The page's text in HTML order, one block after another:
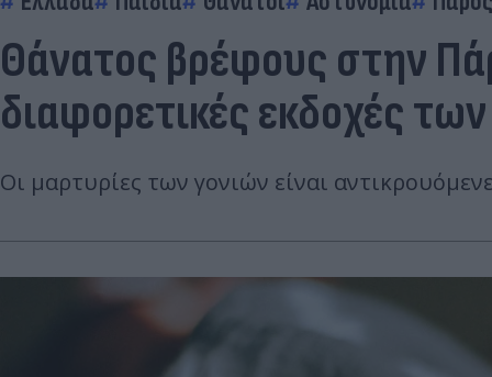
Θάνατος βρέφους στην
διαφορετικές εκδοχές
Οι μαρτυρίες των γονιών είναι